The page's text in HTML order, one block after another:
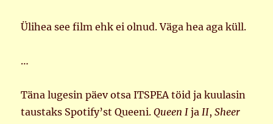
Ülihea see film ehk ei olnud. Väga hea aga küll.
…
Täna lugesin päev otsa ITSPEA töid ja kuulasin
taustaks Spotify’st Queeni.Queen I jaII,Sheer